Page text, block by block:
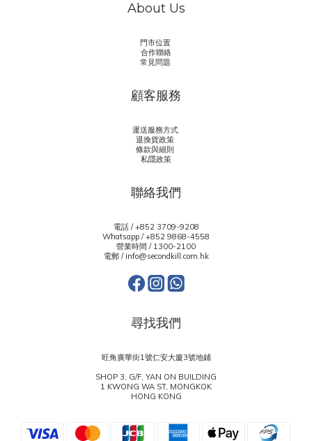
About Us
門市位置
合作聯絡
常見問題
顧客服務
運送服務方式
退換貨政策
條款與細則
私隱政策
聯絡我們
電話 / +852 3709-9208
Whatsapp /+852 9868-4558
營業時間 / 1300-2100
電郵 / info@secondkill.com.hk
尋找我們
旺角廣華街1號仁安大廈3號地鋪
SHOP 3, G/F, YAN ON BUILDING
1 KWONG WA ST, MONGKOK
HONG KONG